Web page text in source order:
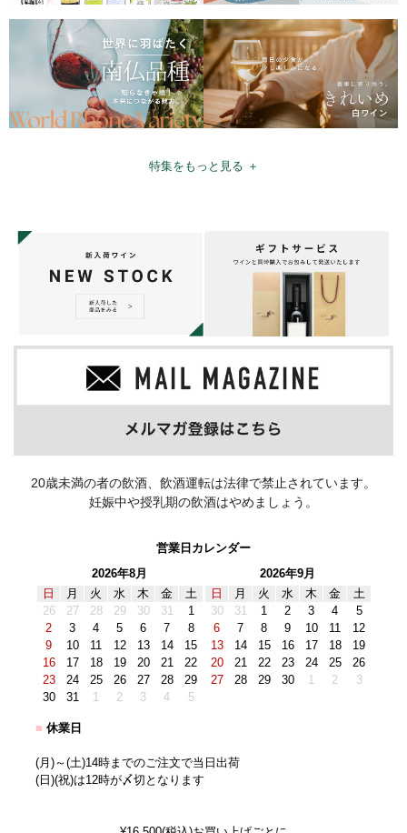
特集をもっと見る ＋
20歳未満の者の飲酒、飲酒運転は法律で禁止されています。
妊娠中や授乳期の飲酒はやめましょう。
営業日カレンダー
2026年8月
日
月 火 水 木 金
土
26
27 28 29 30 31
1
2
3 4 5 6 7
8
9
10 11 12 13 14
15
16
17 18 19 20 21
22
23
24 25 26 27 28
29
30
31 1 2 3 4 5
2026年9月
日
月 火 水 木 金
土
30
31 1 2 3 4
5
6
7 8 9 10 11
12
13
14 15 16 17 18
19
20
21 22 23 24 25
26
27
28 29 30 1 2 3
■ 休業日
(月)～(土)14時までのご注文で当日出荷
(日)(祝)は12時が〆切となります